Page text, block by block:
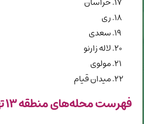
ری
سعدی
لاله زارنو
مولوی
میدان قیام
فهرست محله‌های منطقه ۱۳ تهران